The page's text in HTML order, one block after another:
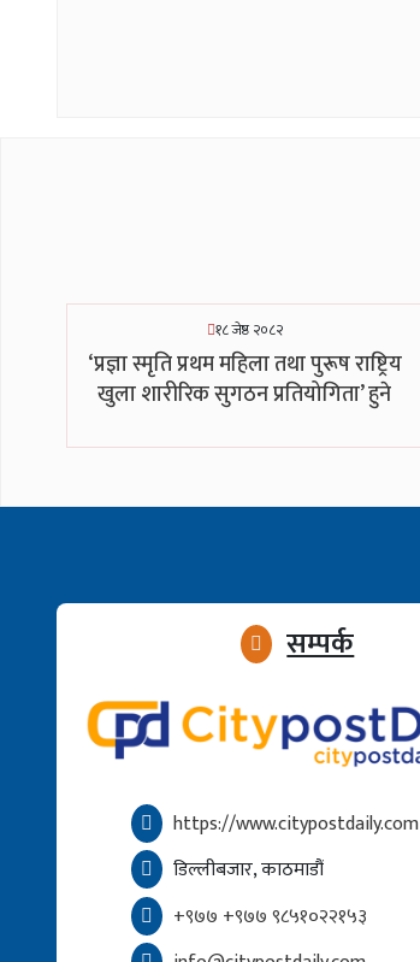
१८ जेष्ठ २०८२
‘प्रज्ञा स्मृति प्रथम महिला तथा पुरूष राष्ट्रिय
खुला शारीरिक सुगठन प्रतियोगिता’ हुने
सम्पर्क
https://www.citypostdaily.com
डिल्लीबजार, काठमाडौं
+९७७ +९७७ ९८५१०२२१५३